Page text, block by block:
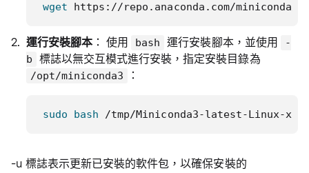
wget https://repo.anaconda.com/miniconda/
運行安裝腳本： 使用 bash 運行安裝腳本，並使用
-
b
標誌以無交互模式進行安裝，指定安裝目錄為
/opt/miniconda3 ：
sudo bash /tmp/Miniconda3-latest-Linux-
-u 標誌表示更新已安裝的軟件包，以確保安裝的